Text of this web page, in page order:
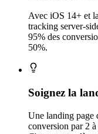
Avec iOS 14+ et
tracking server-
95% des
50%.
Soignez la
Une landing page
conversion par 2